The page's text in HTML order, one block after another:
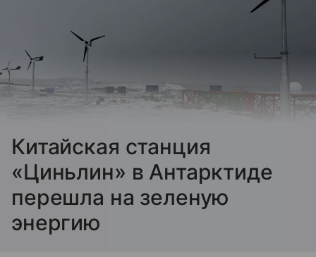
Китайская станция
«Циньлин» в Антарктиде
перешла на зеленую
энергию